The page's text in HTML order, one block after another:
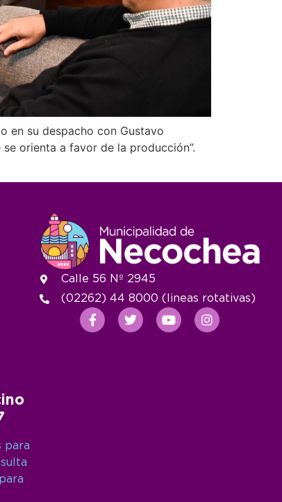
en su despacho con Gustavo
orienta a favor de la producción”.
para
Calle 56 Nº 2945
(02262) 44 8000 (lineas rotativas)